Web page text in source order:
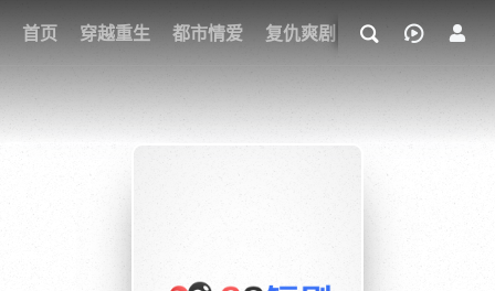
首页 穿越重生 都市情爱 复仇爽剧 玄幻武侠 奇幻
我的观影记录